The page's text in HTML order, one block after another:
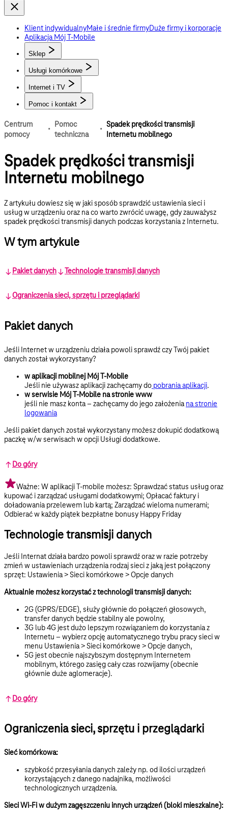
Klient indywidualnyMałe i średnie firmyDuże firmy i korporacje
Aplikacja Mój T-Mobile
Sklep
Usługi komórkowe
Internet i TV
Pomoc i kontakt
Centrum
pomocy
·
Pomoc
techniczna
· Spadek prędkości transmisji
Internetu mobilnego
Spadek prędkości transmisji
Internetu mobilnego
Z artykułu dowiesz się w jaki sposób sprawdzić ustawienia sieci i
usług w urządzeniu oraz na co warto zwrócić uwagę, gdy zauważysz
spadek prędkości transmisji danych podczas korzystania z Internetu.
W tym artykule
Pakiet danych Technologie transmisji danych
Ograniczenia sieci, sprzętu i przeglądarki
Pakiet danych
Jeśli Internet w urządzeniu działa powoli sprawdź czy Twój pakiet
danych został wykorzystany?
w aplikacji mobilnej Mój T-Mobile
Jeśli nie używasz aplikacji zachęcamy do pobrania aplikacji.
w serwisie Mój T‑Mobile na stronie www
jeśli nie masz konta – zachęcamy do jego założeniana stronie
logowania
Jeśli pakiet danych został wykorzystany możesz dokupić dodatkową
paczkę w/w serwisach w opcji Usługi dodatkowe.
Do góry
Ważne: W aplikacji T-mobile możesz: Sprawdzać status usług oraz
kupować i zarządzać usługami dodatkowymi; Opłacać faktury i
doładowania przelewem lub kartą; Zarządzać wieloma numerami;
Odbierać w każdy piątek bezpłatne bonusy Happy Friday
Technologie transmisji danych
Jeśli Internat działa bardzo powoli sprawdź oraz w razie potrzeby
zmień w ustawieniach urządzenia rodzaj sieci z jaką jest połączony
sprzęt: Ustawienia > Sieci komórkowe > Opcje danych
Aktualnie możesz korzystać z technologii transmisji danych:
2G (GPRS/EDGE), służy głównie do połączeń głosowych,
transfer danych będzie stabilny ale powolny,
3G lub 4G jest dużo lepszym rozwiązaniem do korzystania z
Internetu – wybierz opcję automatycznego trybu pracy sieci w
menu Ustawienia > Sieci komórkowe > Opcje danych,
5G jest obecnie najszybszym dostępnym Internetem
mobilnym, którego zasięg cały czas rozwijamy (obecnie
głównie duże aglomeracje).
Do góry
Ograniczenia sieci, sprzętu i przeglądarki
Sieć komórkowa:
szybkość przesyłania danych zależy np. od ilości urządzeń
korzystających z danego nadajnika, możliwości
technologicznych urządzenia.
Sieci Wi-Fi w dużym zagęszczeniu innych urządzeń (bloki mieszkalne):